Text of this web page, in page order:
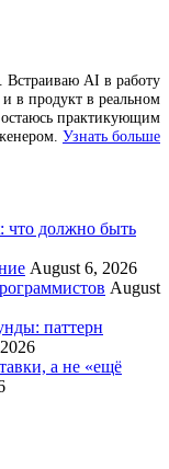
AI в работу
в продукт в реальном
практикующим
Узнать больше
что должно быть
August 6, 2026
August
паттерн
а не «ещё